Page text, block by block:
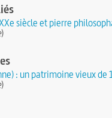
siècle et pierre
)
: un patrimoine vieux de
)